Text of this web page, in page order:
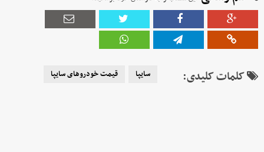
کلمات کلیدی: سایپا قیمت خودروهای سایپا